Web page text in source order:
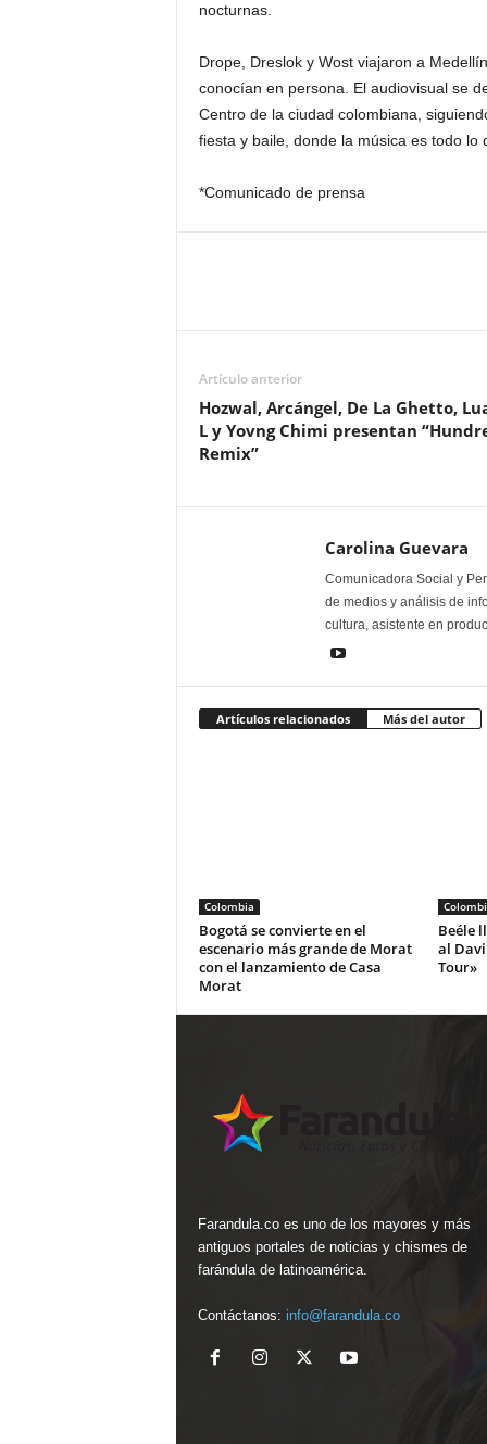
nocturnas.
Drope, Dreslok y Wost viajaron a
conocían en persona. El audiovisual se
Centro de la ciudad colombiana,
fiesta y baile, donde la música es todo lo
*Comunicado de prensa
Artículo anterior
Hozwal, Arcángel, De La Ghetto,
L y Yovng Chimi presentan
Remix”
Carolina Guevara
Comunicadora Social y
de medios y análisis de
cultura, asistente en
Artículos relacionados Más del autor
Colombia
Bogotá se convierte en el
escenario más grande de Morat
con el lanzamiento de Casa
Morat
Beéle
al
Tour»
Farandula.co es uno de los mayores y más
antiguos portales de noticias y chismes de
farándula de latinoamérica.
Contáctanos: info@farandula.co